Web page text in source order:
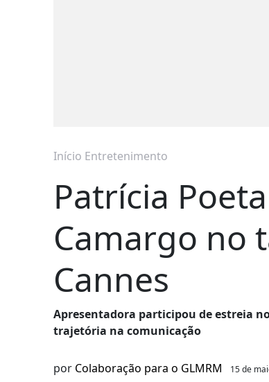
Início Entretenimento
Patrícia
Camargo no
Cannes
Apresentadora participou de estreia
trajetória na comunicação
por Colaboração para o GLMRM 15 de